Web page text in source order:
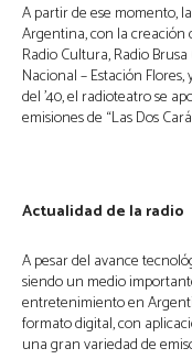
A partir de ese momento,
Argentina, con la creación
Radio Cultura, Radio
Nacional – Estación
del ’40, el radioteatro se
emisiones de “Las Dos
Actualidad de la radio
A pesar del avance
siendo un medio
entretenimiento en
formato digital, con
una gran variedad de